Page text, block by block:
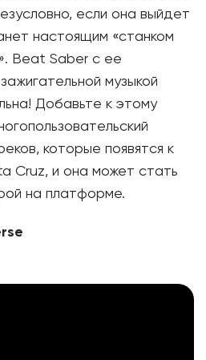
если она выйдет
настоящим «станком
Beat Saber с ее
музыкой
Добавьте к этому
которые появятся к
Cruz, и она может стать
на платформе.